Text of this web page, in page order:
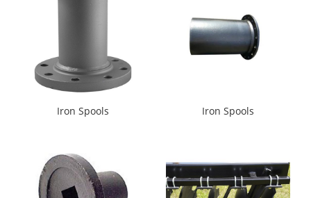
Iron Spools Iron Spools